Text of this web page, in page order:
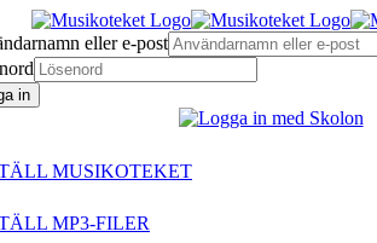
Fortsätt
till
innehållet
eller e-post
in
MUSIKOTEKET
MP3-FILER